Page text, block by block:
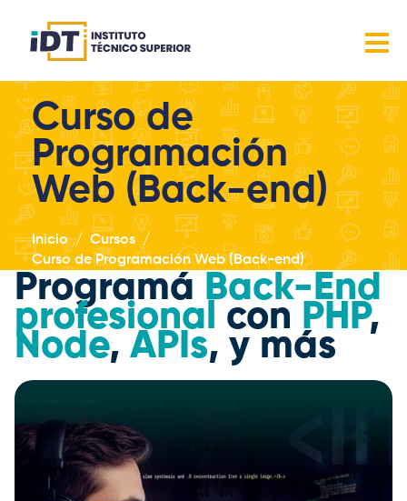
Curso de
Programación
Web (Back-end)
Inicio
Cursos
Curso de Programación Web (Back-end)
Programá Back-End
profesional con PHP,
Node, APIs, y más